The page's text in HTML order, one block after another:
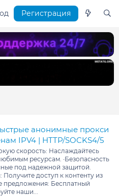
Регистрация
анонимные прокси
IPV4 | HTTP/SOCKS4/5
скорость: Наслаждайтесь
ресурсам. ·Безопасность
под надежной защитой.
доступ к контенту из
предложения: Бесплатный
наши...